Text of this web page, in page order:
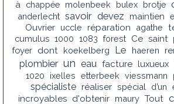
à chappée molenbeek bulex brotje
anderlecht savoir devez maintien
Ouvrier uccle réparation agathe
cumulus 1000 1083 forest Ce saint
foyer dont koekelberg Le haeren
plombier un eau facture luxueux
1020 ixelles etterbeek viessmann
spécialiste réaliser spécial d’un
incroyables d'obtenir maury Tout